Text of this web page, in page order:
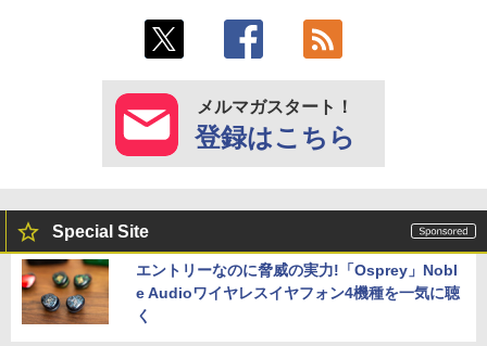
メルマガスタート！
登録はこちら
Special Site
エントリーなのに脅威の実力!「Osprey」Nobl
e Audioワイヤレスイヤフォン4機種を一気に聴
く